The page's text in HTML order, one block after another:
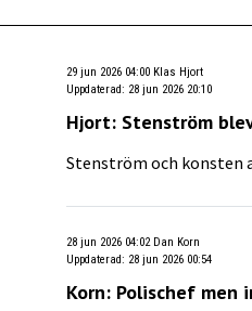
29 jun 2026 04:00 Klas Hjort
Uppdaterad: 28 jun 2026 20:10
Hjort: Stenström
Stenström och konsten
28 jun 2026 04:02 Dan Korn
Uppdaterad: 28 jun 2026 00:54
Korn: Polischef